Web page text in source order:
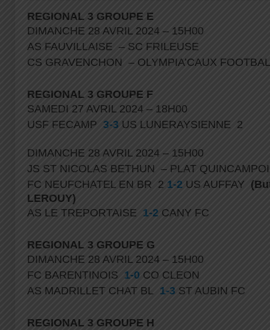
REGIONAL 3 GROUPE E
DIMANCHE 28 AVRIL 2024 – 15H00
AS FAUVILLAISE – SC FRILEUSE
CS GRAVENCHON – OLYMPIA’CAUX
REGIONAL 3 GROUPE F
SAMEDI 27 AVRIL 2024 – 18H00
USF FECAMP 3-3 US LUNERAYSIENNE 2
DIMANCHE 28 AVRIL 2024 – 15H00
JS ST NICOLAS BETHUN – PLAT
FC NEUFCHATEL EN BR 2 1-2 US AUFFAY
LEROUY)
AS LE TREPORTAISE 1-2 CANY FC
REGIONAL 3 GROUPE G
DIMANCHE 28 AVRIL 2024 – 15H00
FC BARENTINOIS 1-0 CO CLEON
AS MADRILLET CHAT BL
1-3 ST AUBIN FC
REGIONAL 3 GROUPE H